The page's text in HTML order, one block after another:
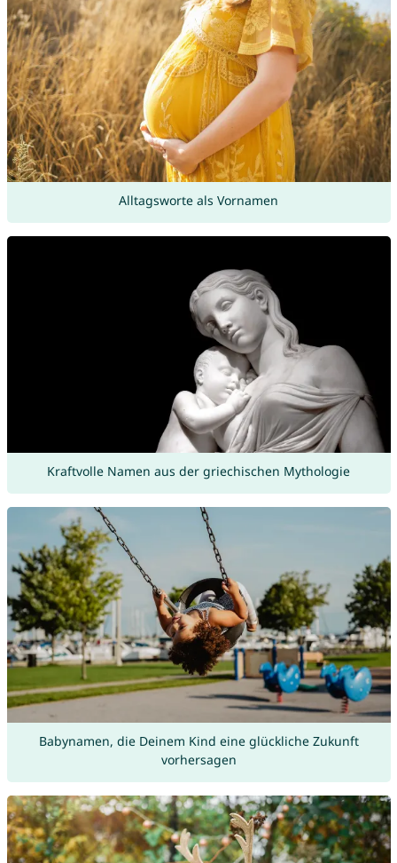
Alltagsworte als Vornamen
Kraftvolle Namen aus der griechischen Mythologie
Babynamen, die Deinem Kind eine glückliche Zukunft
vorhersagen